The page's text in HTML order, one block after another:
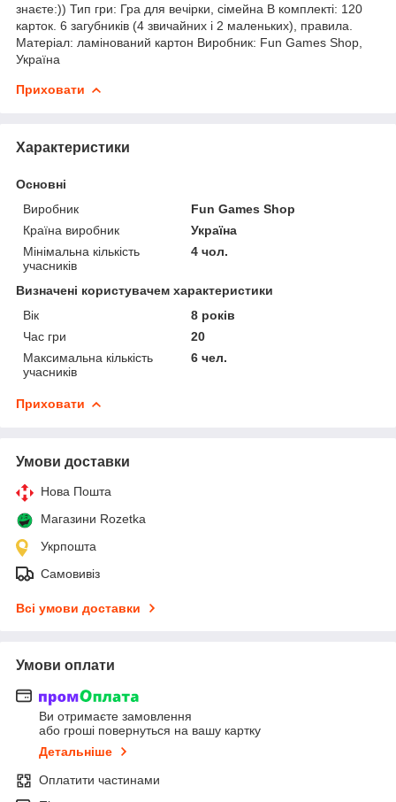
знаєте:)) Тип гри: Гра для вечірки, сімейна В комплекті: 120
карток. 6 загубників (4 звичайних і 2 маленьких), правила.
Матеріал: ламінований картон Виробник: Fun Games Shop,
Україна
Приховати
Характеристики
Основні
Виробник
Fun Games Shop
Країна виробник
Україна
Мінімальна кількість
учасників
4 чол.
Визначені користувачем характеристики
Вік
8 років
Час гри
20
Максимальна кількість
учасників
6 чел.
Приховати
Умови доставки
Нова Пошта
Магазини Rozetka
Укрпошта
Самовивіз
Всі умови доставки
Умови оплати
Ви отримаєте замовлення
або гроші повернуться на вашу картку
Детальніше
Оплатити частинами